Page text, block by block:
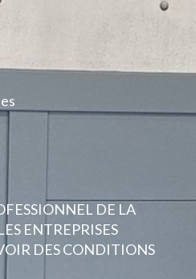
DE LA
ENTREPRISES
DES CONDITIONS